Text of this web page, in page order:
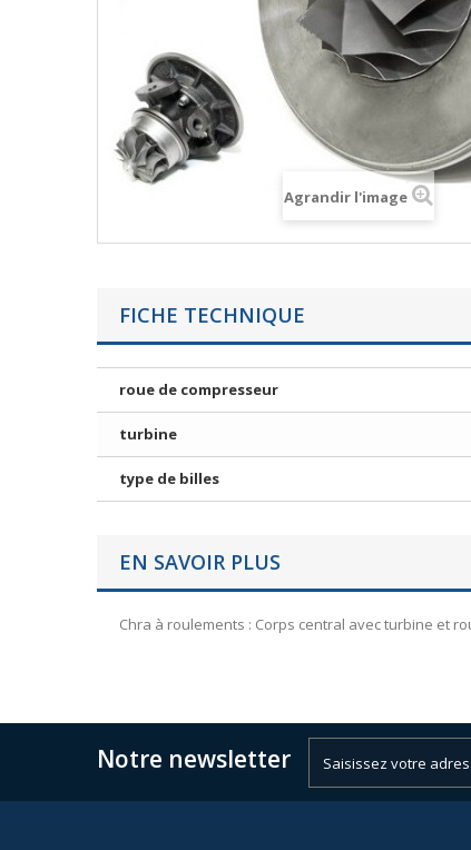
Agrandir l'image
FICHE TECHNIQUE
roue de compresseur
turbine
type de billes
EN SAVOIR PLUS
Chra à roulements : Corps central avec turbine et
Notre newsletter